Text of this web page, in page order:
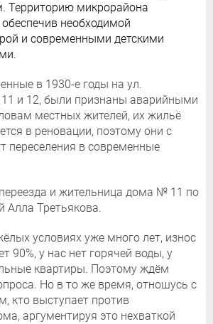
Территорию микрорайона
обеспечив необходимой
и современными детскими
в 1930-е годы на ул.
и 12, были признаны аварийными
местных жителей, их жильё
в реновации, поэтому они с
переселения в современные
и жительница дома № 11 по
Алла Третьякова.
условиях уже много лет, износ
90%, у нас нет горячей воды, у
квартиры. Поэтому ждём
Но в то же время, отношусь с
кто выступает против
аргументируя это нехваткой